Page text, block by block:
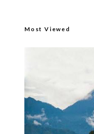
Most Viewed